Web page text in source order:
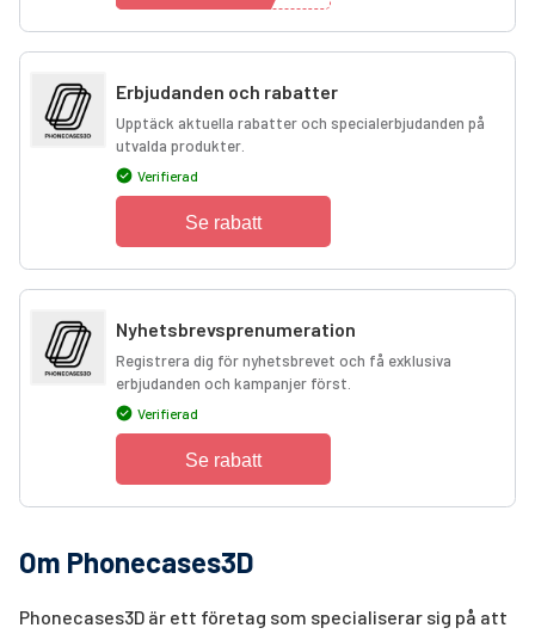
Erbjudanden och rabatter
Upptäck aktuella rabatter och specialerbjudanden på
utvalda produkter.
Verifierad
Se rabatt
Nyhetsbrevsprenumeration
Registrera dig för nyhetsbrevet och få exklusiva
erbjudanden och kampanjer först.
Verifierad
Se rabatt
Om Phonecases3D
Phonecases3D är ett företag som specialiserar sig på att